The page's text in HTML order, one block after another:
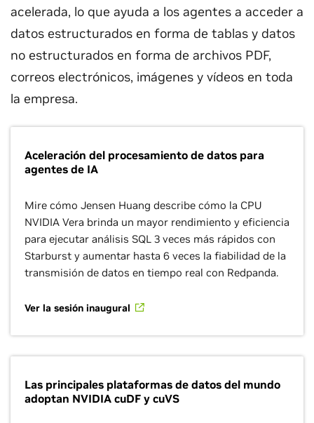
acelerada, lo que ayuda a los agentes a acceder a
datos estructurados en forma de tablas y datos
no estructurados en forma de archivos PDF,
correos electrónicos, imágenes y vídeos en toda
la empresa.
Aceleración del procesamiento de datos para
agentes de IA
Mire cómo Jensen Huang describe cómo la CPU
NVIDIA Vera brinda un mayor rendimiento y eficiencia
para ejecutar análisis SQL 3 veces más rápidos con
Starburst y aumentar hasta 6 veces la fiabilidad de la
transmisión de datos en tiempo real con Redpanda.
Ver la sesión inaugural
Las principales plataformas de datos del mundo
adoptan NVIDIA cuDF y cuVS